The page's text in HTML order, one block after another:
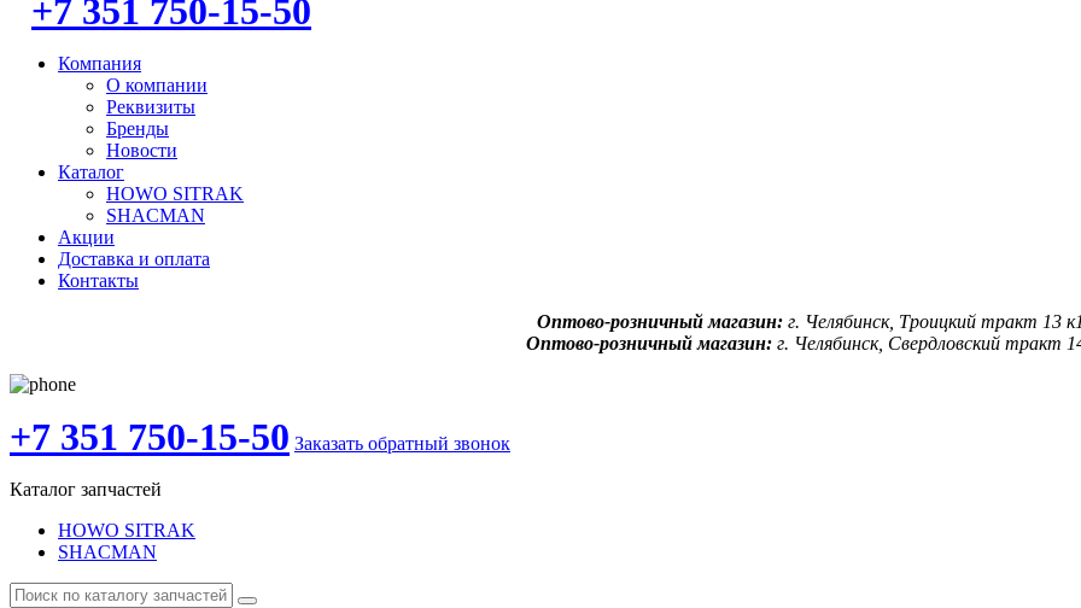
+7 351 750-15-50
Компания
О компании
Реквизиты
Бренды
Новости
Каталог
HOWO SITRAK
SHACMAN
Акции
Доставка и оплата
Контакты
Оптово-розничный магазин: г. Челябинск, Троицкий тракт 13
Оптово-розничный магазин:г. Челябинск, Свердловский тракт
+7 351 750-15-50 Заказать обратный звонок
Каталог запчастей
HOWO SITRAK
SHACMAN